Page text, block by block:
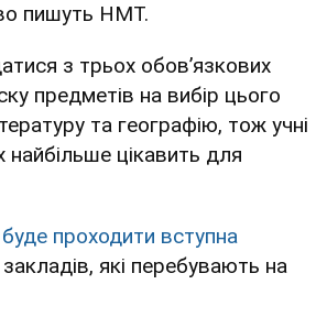
пишуть НМТ.
з трьох обов’язкових
предметів на вибір цього
та географію, тож учні
цікавить для
проходити вступна
які перебувають на